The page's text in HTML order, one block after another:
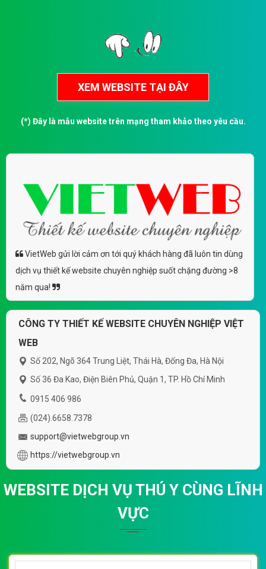
(*) Đây là mẫu website trên mạng tham khảo theo yêu cầu.
VietWeb gửi lời cảm ơn tới quý khách hàng đã luôn tin dùng
dịch vụ thiết kế website chuyên nghiệp suốt chặng đường >8
năm qua!
CÔNG TY THIẾT KẾ WEBSITE CHUYÊN NGHIỆP VIỆT
WEB
0915 406 986
(024).6658.7378
support@vietwebgroup.vn
WEBSITE DỊCH VỤ THÚ Y CÙNG LĨNH